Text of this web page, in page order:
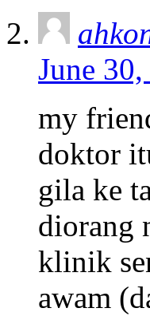
June
my
doktor
gila ke
diorang
klinik
awam